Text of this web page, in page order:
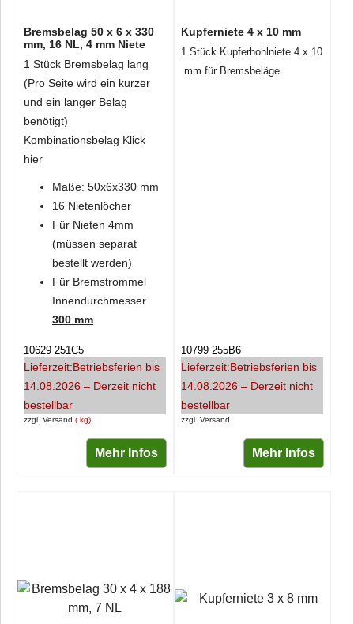
Bremsbelag 50 x 6 x 330
mm, 16 NL, 4 mm Niete
1 Stück Bremsbelag lang
(Pro Seite wird ein kurzer
und ein langer Belag
benötigt)
Kombinationsbelag Klick
hier
Maße: 50x6x330 mm
16 Nietenlöcher
Für Nieten 4mm
(müssen separat
bestellt werden)
Für Bremstrommel
Innendurchmesser
300 mm
zzgl. Versand kg
10629 251C5
Lieferzeit:Betriebsferien bis
14.08.2026 – Derzeit nicht
bestellbar
Mehr Infos
Kupferniete 4 x 10 mm
1 Stück Kupferhohlniete 4 x 10
mm für Bremsbeläge
zzgl. Versand
10799 255B6
Lieferzeit:Betriebsferien bis
14.08.2026 – Derzeit nicht
bestellbar
Mehr Infos